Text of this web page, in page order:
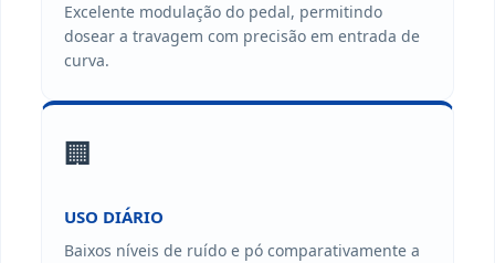
Excelente modulação do pedal, permitindo
dosear a travagem com precisão em entrada de
curva.
🏢
USO DIÁRIO
Baixos níveis de ruído e pó comparativamente a